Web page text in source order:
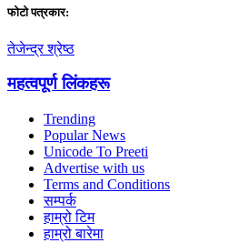
फाेटाे पत्रकार:
तेजेन्द्र श्रेष्ठ
महत्वपूर्ण लिंकहरू
Trending
Popular News
Unicode To Preeti
Advertise with us
Terms and Conditions
सम्पर्क
हाम्रो टिम
हाम्रो बारेमा